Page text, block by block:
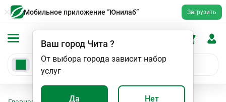
Мобильное приложение “Юнилаб” Загрузить
Ваш город Чита ?
От выбора города зависит набор
услуг
Да Нет